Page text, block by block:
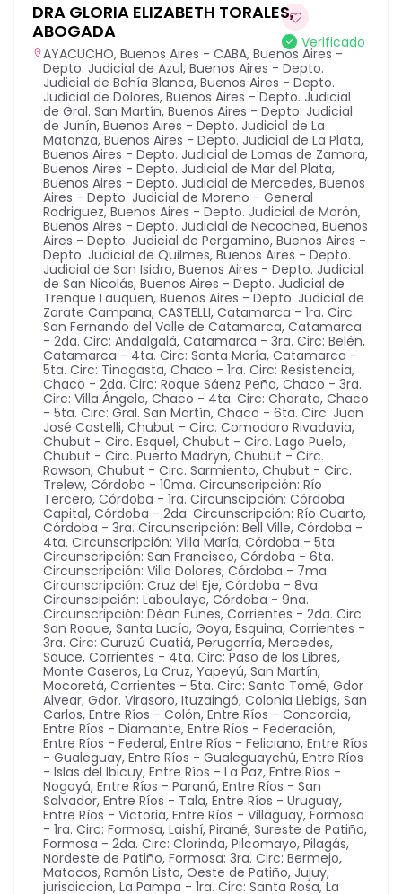
DRA GLORIA ELIZABETH TORALES,
ABOGADA
AYACUCHO, Buenos Aires - CABA, Buenos Aires -
Depto. Judicial de Azul, Buenos Aires - Depto.
Judicial de Bahía Blanca, Buenos Aires - Depto.
Judicial de Dolores, Buenos Aires - Depto. Judicial
de Gral. San Martín, Buenos Aires - Depto. Judicial
de Junín, Buenos Aires - Depto. Judicial de La
Matanza, Buenos Aires - Depto. Judicial de La Plata,
Buenos Aires - Depto. Judicial de Lomas de Zamora,
Buenos Aires - Depto. Judicial de Mar del Plata,
Buenos Aires - Depto. Judicial de Mercedes, Buenos
Aires - Depto. Judicial de Moreno - General
Rodriguez, Buenos Aires - Depto. Judicial de Morón,
Buenos Aires - Depto. Judicial de Necochea, Buenos
Aires - Depto. Judicial de Pergamino, Buenos Aires -
Depto. Judicial de Quilmes, Buenos Aires - Depto.
Judicial de San Isidro, Buenos Aires - Depto. Judicial
de San Nicolás, Buenos Aires - Depto. Judicial de
Trenque Lauquen, Buenos Aires - Depto. Judicial de
Zarate Campana, CASTELLI, Catamarca - 1ra. Circ:
San Fernando del Valle de Catamarca, Catamarca
- 2da. Circ: Andalgalá, Catamarca - 3ra. Circ: Belén,
Catamarca - 4ta. Circ: Santa María, Catamarca -
5ta. Circ: Tinogasta, Chaco - 1ra. Circ: Resistencia,
Chaco - 2da. Circ: Roque Sáenz Peña, Chaco - 3ra.
Circ: Villa Ángela, Chaco - 4ta. Circ: Charata, Chaco
- 5ta. Circ: Gral. San Martín, Chaco - 6ta. Circ: Juan
José Castelli, Chubut - Circ. Comodoro Rivadavia,
Chubut - Circ. Esquel, Chubut - Circ. Lago Puelo,
Chubut - Circ. Puerto Madryn, Chubut - Circ.
Rawson, Chubut - Circ. Sarmiento, Chubut - Circ.
Trelew, Córdoba - 10ma. Circunscripción: Río
Tercero, Córdoba - 1ra. Circunscipción: Córdoba
Capital, Córdoba - 2da. Circunscripción: Río Cuarto,
Córdoba - 3ra. Circunscripción: Bell Ville, Córdoba -
4ta. Circunscripción: Villa María, Córdoba - 5ta.
Circunscripción: San Francisco, Córdoba - 6ta.
Circunscripción: Villa Dolores, Córdoba - 7ma.
Circunscripción: Cruz del Eje, Córdoba - 8va.
Circunscipción: Laboulaye, Córdoba - 9na.
Circunscripción: Déan Funes, Corrientes - 2da. Circ:
San Roque, Santa Lucía, Goya, Esquina, Corrientes -
3ra. Circ: Curuzú Cuatiá, Perugorría, Mercedes,
Sauce, Corrientes - 4ta. Circ: Paso de los Libres,
Monte Caseros, La Cruz, Yapeyú, San Martín,
Mocoretá, Corrientes - 5ta. Circ: Santo Tomé, Gdor
Alvear, Gdor. Virasoro, Ituzaingó, Colonia Liebigs, San
Carlos, Entre Ríos - Colón, Entre Ríos - Concordia,
Entre Ríos - Diamante, Entre Ríos - Federación,
Entre Ríos - Federal, Entre Ríos - Feliciano, Entre Ríos
- Gualeguay, Entre Ríos - Gualeguaychú, Entre Ríos
- Islas del Ibicuy, Entre Ríos - La Paz, Entre Ríos -
Nogoyá, Entre Ríos - Paraná, Entre Ríos - San
Salvador, Entre Ríos - Tala, Entre Ríos - Uruguay,
Entre Ríos - Victoria, Entre Ríos - Villaguay, Formosa
- 1ra. Circ: Formosa, Laishí, Pirané, Sureste de Patiño,
Formosa - 2da. Circ: Clorinda, Pilcomayo, Pilagás,
Nordeste de Patiño, Formosa: 3ra. Circ: Bermejo,
Matacos, Ramón Lista, Oeste de Patiño, Jujuy,
jurisdiccion, La Pampa - 1ra. Circ: Santa Rosa, La
Verificado